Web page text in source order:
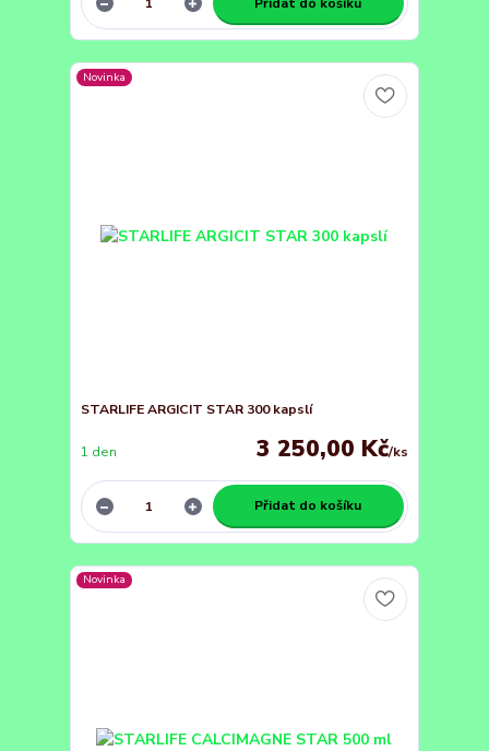
Novinka
STARLIFE ARGICIT STAR 300 kapslí
3 250,00 Kč/ks
1 den
Přidat do košíku
Novinka